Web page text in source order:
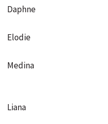
Daphne
Elodie
Medina
Liana